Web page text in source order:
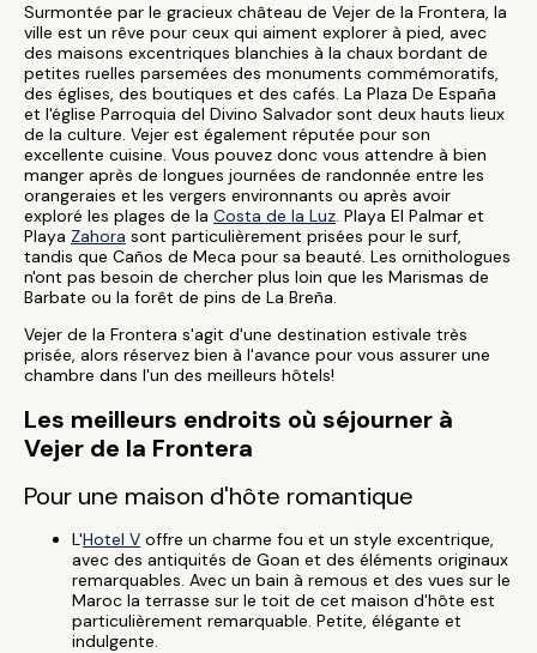
Surmontée par le gracieux château de Vejer de la Frontera, la
ville est un rêve pour ceux qui aiment explorer à pied, avec
des maisons excentriques blanchies à la chaux bordant de
petites ruelles parsemées des monuments commémoratifs,
des églises, des boutiques et des cafés. La Plaza De España
et l'église Parroquia del Divino Salvador sont deux hauts lieux
de la culture. Vejer est également réputée pour son
excellente cuisine. Vous pouvez donc vous attendre à bien
manger après de longues journées de randonnée entre les
orangeraies et les vergers environnants ou après avoir
exploré les plages de la Costa de la Luz. Playa El Palmar et
Playa Zahora sont particulièrement prisées pour le surf,
tandis que Caños de Meca pour sa beauté. Les ornithologues
n'ont pas besoin de chercher plus loin que les Marismas de
Barbate ou la forêt de pins de La Breña.
Vejer de la Frontera s'agit d'une destination estivale très
prisée, alors réservez bien à l'avance pour vous assurer une
chambre dans l'un des meilleurs hôtels!
Les meilleurs endroits où séjourner à
Vejer de la Frontera
Pour une maison d'hôte romantique
L'Hotel V offre un charme fou et un style excentrique,
avec des antiquités de Goan et des éléments originaux
remarquables. Avec un bain à remous et des vues sur le
Maroc la terrasse sur le toit de cet maison d'hôte est
particulièrement remarquable. Petite, élégante et
indulgente.